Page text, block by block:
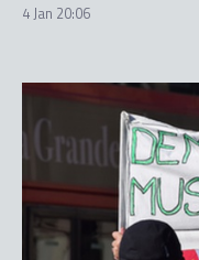
4 Jan 20:06